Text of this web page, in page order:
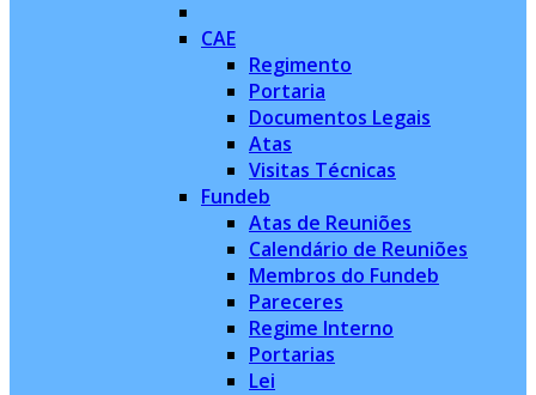
CAE
Regimento
Portaria
Documentos Legais
Atas
Visitas Técnicas
Fundeb
Atas de Reuniões
Calendário de Reuniões
Membros do Fundeb
Pareceres
Regime Interno
Portarias
Lei